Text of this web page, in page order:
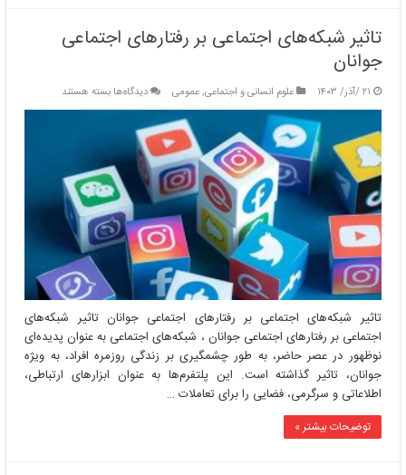
تاثیر شبکه‌های اجتماعی بر رفتارهای اجتماعی
جوانان
۲۱ /آذر/ ۱۴۰۳ علوم انسانی و اجتماعی,عمومی دیدگاه‌هابرای
تاثیر
بر
رفتارهای
اجتماعی
جوانان
بسته هستند
تاثیر شبکه‌های اجتماعی بر رفتارهای اجتماعی جوانان تاثیر شبکه‌های
اجتماعی بر رفتارهای اجتماعی جوانان ، شبکه‌های اجتماعی به عنوان پدیده‌ای
نوظهور در عصر حاضر، به طور چشمگیری بر زندگی روزمره افراد، به ویژه
جوانان، تاثیر گذاشته است. این پلتفرم‌ها به عنوان ابزارهای ارتباطی،
اطلاعاتی و سرگرمی، فضایی را برای تعاملات …
توضیحات بیشتر »